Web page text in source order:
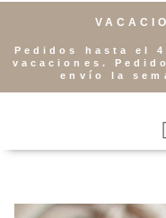
Pedidos hasta el
vacaciones.
envío la